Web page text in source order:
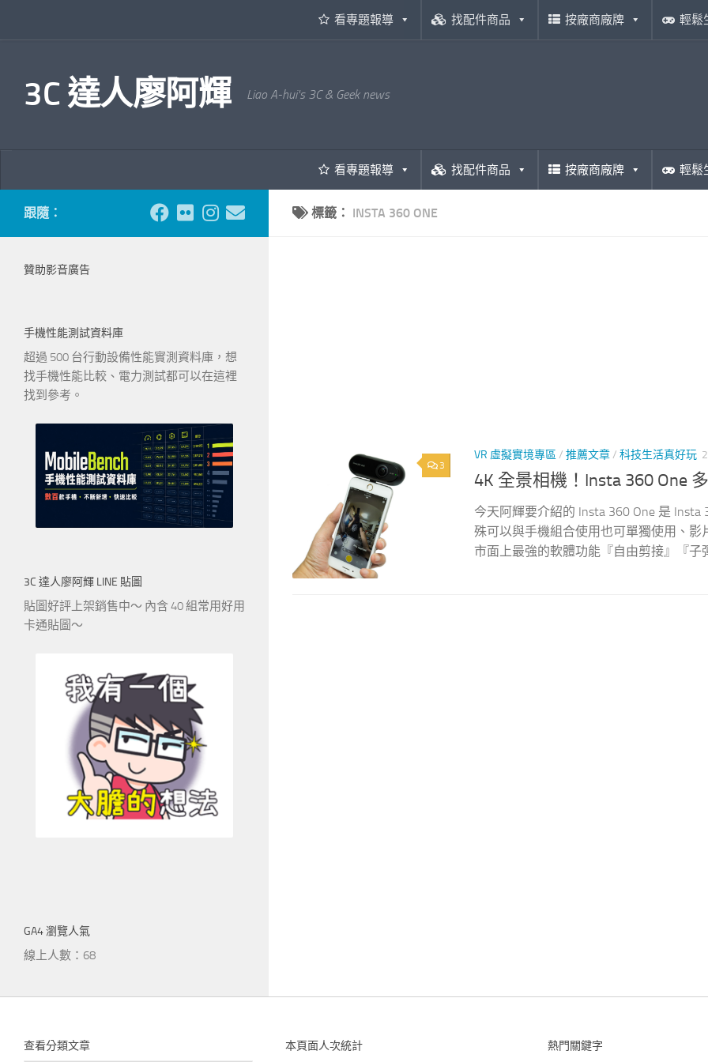
看專題報導 找配件商品 按廠商廠牌 輕鬆
3C 達人廖阿輝 Liao A-hui's 3C & Geek news
看專題報導 找配件商品 按廠商廠牌 輕鬆
標籤： INSTA 360 ONE
3
VR 虛擬實境專區 / 推薦文章/ 科技生活真好玩
4K 全景相機！Insta 360 One
今天阿輝要介紹的 Insta 360 One 是
殊可以與手機組合使用也可單獨使用、
市面上最強的軟體功能『自由剪接』『子
跟隨：
贊助影音廣告
手機性能測試資料庫
超過 500 台行動設備性能實測資料庫，想
找手機性能比較、電力測試都可以在這裡
找到參考。
3C 達人廖阿輝 LINE 貼圖
貼圖好評上架銷售中～ 內含 40 組常用好用
卡通貼圖～
GA4 瀏覽人氣
線上人數：68
查看分類文章 本頁面人次統計 熱門關鍵字